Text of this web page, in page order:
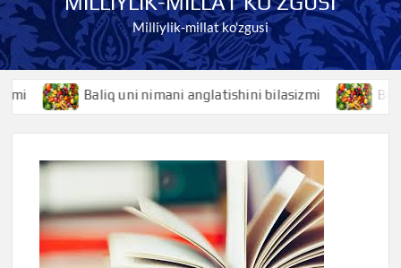
Milliylik-millat ko'zgusi
Baliq uni nimani anglatishini bilasizmi